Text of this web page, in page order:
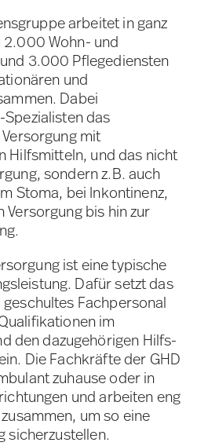
arbeitet in ganz
Wohn- und
3.000 Pflegediensten
und
Dabei
das
mit
Hilfsmitteln, und das nicht
sondern z.B. auch
Stoma, bei Inkontinenz,
bis hin zur
ist eine typische
Dafür setzt das
Fachpersonal
im
den dazugehörigen Hilfs-
Die Fachkräfte der GHD
zuhause oder in
und arbeiten eng
um so eine
sicherzustellen.